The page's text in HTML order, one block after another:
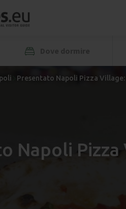
Presentato Napoli Pizza
Napoli